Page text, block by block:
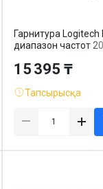
Гарнитура Logitech
диапазон частот
15 395 ₸
Тапсырысқа